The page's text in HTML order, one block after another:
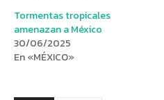
Tormentas tropicales
amenazan a México
30/06/2025
En «MÉXICO»